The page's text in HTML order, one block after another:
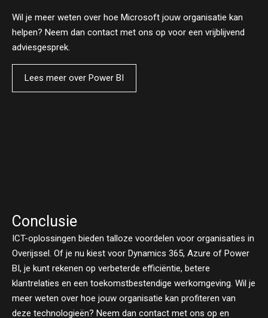
Wil je meer weten over hoe Microsoft jouw organisatie kan
helpen? Neem dan contact met ons op voor een vrijblijvend
adviesgesprek.
Lees meer over Power BI
Conclusie
ICT-oplossingen bieden talloze voordelen voor organisaties in
Overijssel. Of je nu kiest voor Dynamics 365, Azure of Power
BI, je kunt rekenen op verbeterde efficiëntie, betere
klantrelaties en een toekomstbestendige werkomgeving. Wil je
meer weten over hoe jouw organisatie kan profiteren van
deze technologieën? Neem dan contact met ons op en